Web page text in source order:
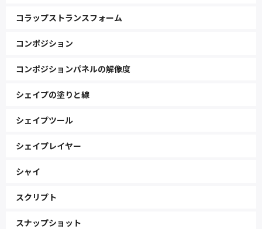
コラップストランスフォーム
コンポジション
コンポジションパネルの解像度
シェイプの塗りと線
シェイプツール
シェイプレイヤー
シャイ
スクリプト
スナップショット